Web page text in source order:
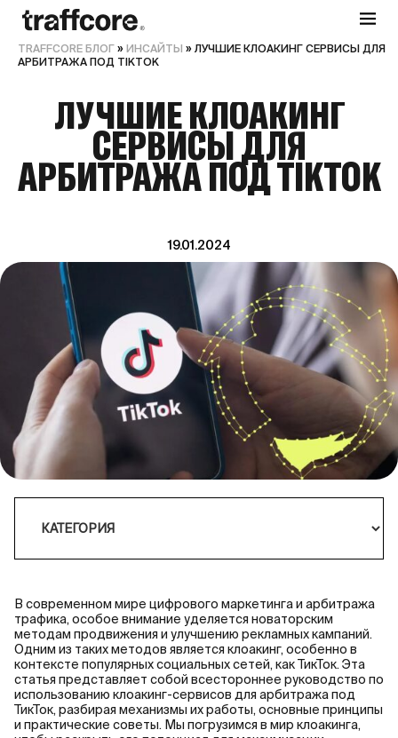
TRAFFCORE БЛОГ »ИНСАЙТЫ »ЛУЧШИЕ КЛОАКИНГ СЕРВИСЫ ДЛЯ
АРБИТРАЖА ПОД TIKTOK
ЛУЧШИЕ КЛОАКИНГ
СЕРВИСЫ ДЛЯ
АРБИТРАЖА ПОД TIKTOK
19.01.2024
В современном мире цифрового маркетинга и арбитража
трафика, особое внимание уделяется новаторским
методам продвижения и улучшению рекламных кампаний.
Одним из таких методов является клоакинг, особенно в
контексте популярных социальных сетей, как ТикТок. Эта
статья представляет собой всестороннее руководство по
использованию клоакинг-сервисов для арбитража под
ТикТок, разбирая механизмы их работы, основные принципы
и практические советы. Мы погрузимся в мир клоакинга,